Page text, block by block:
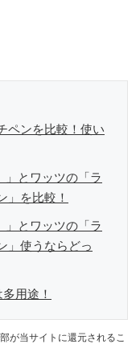
ペンを比較！使い
」とワッツの「ラ
」を比較！
」とワッツの「ラ
」使うならどっ
用途！
が当サイトに還元されるこ